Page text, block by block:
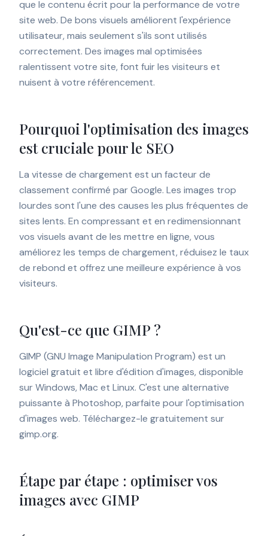
que le contenu écrit pour la performance de votre
site web. De bons visuels améliorent l'expérience
utilisateur, mais seulement s'ils sont utilisés
correctement. Des images mal optimisées
ralentissent votre site, font fuir les visiteurs et
nuisent à votre référencement.
Pourquoi l'optimisation des images
est cruciale pour le SEO
La vitesse de chargement est un facteur de
classement confirmé par Google. Les images trop
lourdes sont l'une des causes les plus fréquentes de
sites lents. En compressant et en redimensionnant
vos visuels avant de les mettre en ligne, vous
améliorez les temps de chargement, réduisez le taux
de rebond et offrez une meilleure expérience à vos
visiteurs.
Qu'est-ce que GIMP ?
GIMP (GNU Image Manipulation Program) est un
logiciel gratuit et libre d'édition d'images, disponible
sur Windows, Mac et Linux. C'est une alternative
puissante à Photoshop, parfaite pour l'optimisation
d'images web. Téléchargez-le gratuitement sur
gimp.org.
Étape par étape : optimiser vos
images avec GIMP